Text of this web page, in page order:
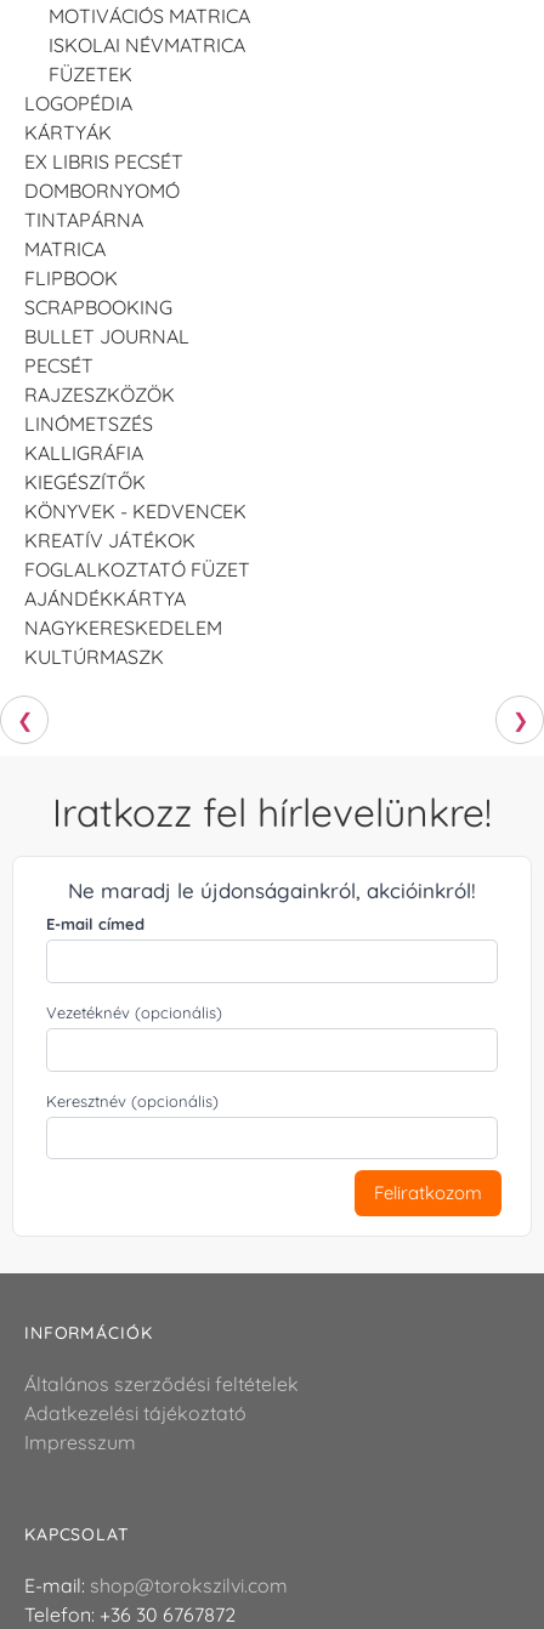
MOTIVÁCIÓS MATRICA
ISKOLAI NÉVMATRICA
FÜZETEK
LOGOPÉDIA
KÁRTYÁK
EX LIBRIS PECSÉT
DOMBORNYOMÓ
TINTAPÁRNA
MATRICA
FLIPBOOK
SCRAPBOOKING
BULLET JOURNAL
PECSÉT
RAJZESZKÖZÖK
LINÓMETSZÉS
KALLIGRÁFIA
KIEGÉSZÍTŐK
KÖNYVEK - KEDVENCEK
KREATÍV JÁTÉKOK
FOGLALKOZTATÓ FÜZET
AJÁNDÉKKÁRTYA
NAGYKERESKEDELEM
KULTÚRMASZK
❮ ❯
Iratkozz fel hírlevelünkre!
Ne maradj le újdonságainkról, akcióinkról!
E-mail címed
Vezetéknév (opcionális)
Keresztnév (opcionális)
Feliratkozom
INFORMÁCIÓK
Általános szerződési feltételek
Adatkezelési tájékoztató
Impresszum
KAPCSOLAT
E-mail: shop@torokszilvi.com
Telefon: +36 30 6767872